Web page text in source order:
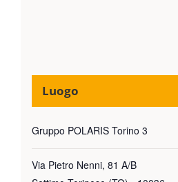
Luogo
Gruppo POLARIS Torino 3
Via Pietro Nenni, 81 A/B